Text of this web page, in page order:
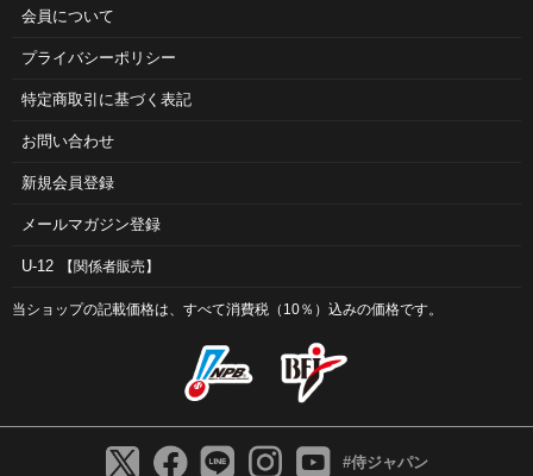
会員について
プライバシーポリシー
特定商取引に基づく表記
お問い合わせ
新規会員登録
メールマガジン登録
U-12 【関係者販売】
当ショップの記載価格は、すべて消費税（10％）込みの価格です。
#侍ジャパン